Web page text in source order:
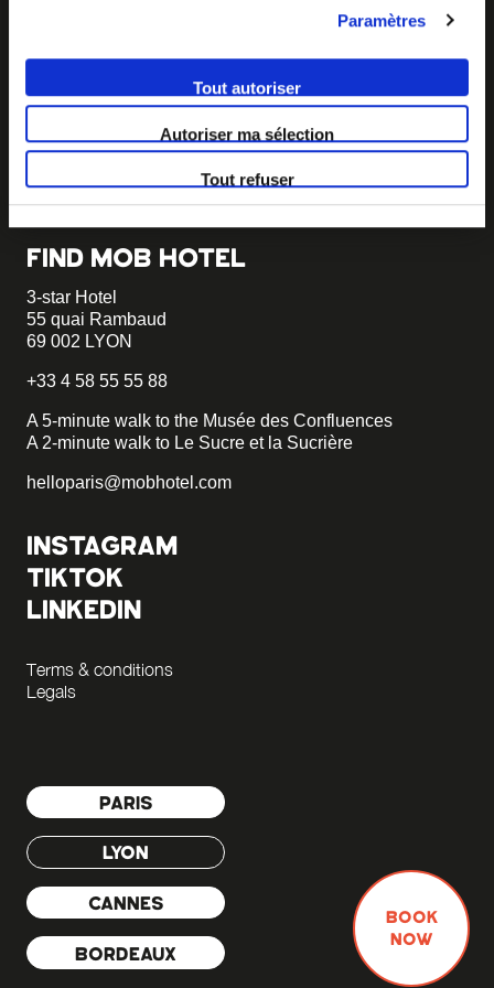
Paramètres
Tout autoriser
Autoriser ma sélection
Tout refuser
BOOK
NOW
If you want to create your own MOB HOTEL and belong
just write to us and tell us about your
project, we will tell you how to become MOB.
becomemob@mobhotel.com
FIND MOB HOTEL
3-star Hotel
55 quai Rambaud
69 002 LYON
+33 4 58 55 55 88
A 5-minute walk to the Musée des Confluences
A 2-minute walk to Le Sucre et la Sucrière
helloparis@mobhotel.com
INSTAGRAM
TIKTOK
LINKEDIN
Terms & conditions
Legals
PARIS
LYON
CANNES
BORDEAUX